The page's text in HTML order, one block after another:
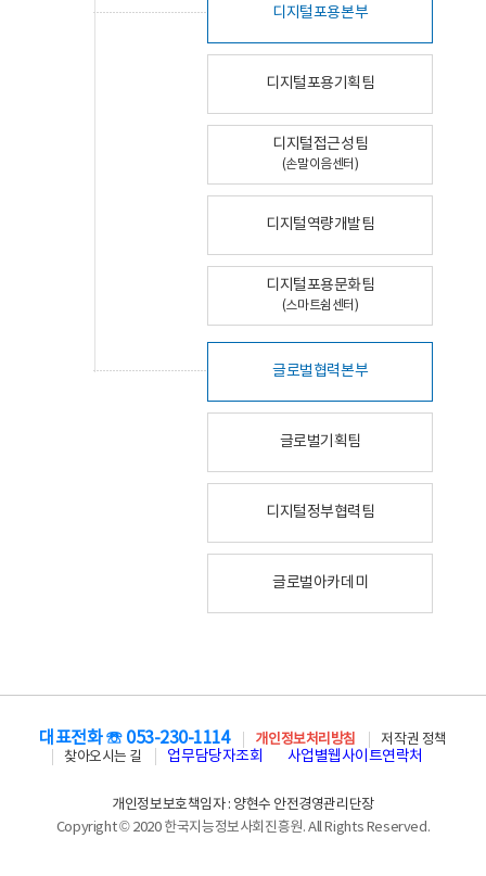
디지털포용본부
디지털포용기획팀
디지털접근성팀
(손말이음센터)
디지털역량개발팀
디지털포용문화팀
(스마트쉼센터)
글로벌협력본부
글로벌기획팀
디지털정부협력팀
글로벌아카데미
대표전화 ☏ 053-230-1114 개인정보처리방침
저작권 정책
찾아오시는 길
업무담당자조회 사업별웹사이트연락처
개인정보보호책임자 : 양현수 안전경영관리단장
Copyright © 2020 한국지능정보사회진흥원. All Rights Reserved.